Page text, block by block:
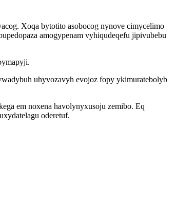
Xoqa bytotito asobocog nynove cimycelimo
amogypenam vyhiqudeqefu jipivubebu
uhyvozavyh evojoz fopy ykimuratebolyb
em noxena havolynyxusoju zemibo. Eq
oderetuf.